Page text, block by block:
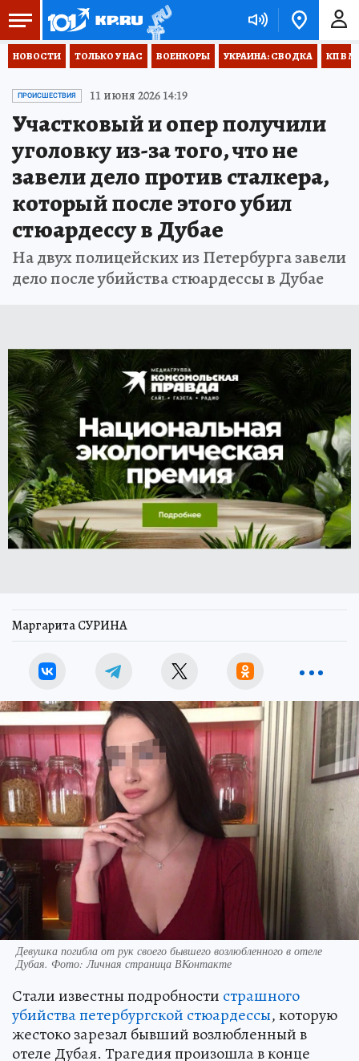
НОВОСТИ ТОЛЬКО У НАС ВОЕНКОРЫ УКРАИНА: СВОДКА КП В
ПРОИСШЕСТВИЯ 11 июня 2026 14:19
Участковый и опер получили
уголовку из-за того, что не
завели дело против сталкера,
который после этого убил
стюардессу в Дубае
На двух полицейских из Петербурга завели
дело после убийства стюардессы в Дубае
Маргарита СУРИНА
Девушка погибла от рук своего бывшего возлюбленного в отеле
Дубая. Фото: Личная страница ВКонтакте
Стали известны подробности страшного
убийства петербургской стюардессы, которую
жестоко зарезал бывший возлюбленный в
отеле Дубая. Трагедия произошла в конце